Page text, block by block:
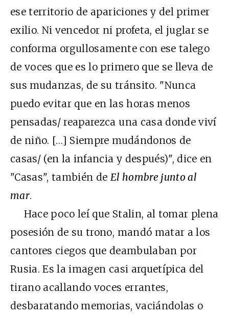
ese territorio de apariciones y del primer
exilio. Ni vencedor ni profeta, el juglar se
conforma orgullosamente con ese talego
de voces que es lo primero que se lleva de
sus mudanzas, de su tránsito. "Nunca
puedo evitar que en las horas menos
pensadas/ reaparezca una casa donde viví
de niño. […] Siempre mudándonos de
casas/ (en la infancia y después)", dice en
"Casas", también de El hombre junto al
mar.
Hace poco leí que Stalin, al tomar plena
posesión de su trono, mandó matar a los
cantores ciegos que deambulaban por
Rusia. Es la imagen casi arquetípica del
tirano acallando voces errantes,
desbaratando memorias, vaciándolas o